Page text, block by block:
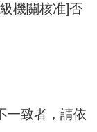
機關核准]否
一致者，請依